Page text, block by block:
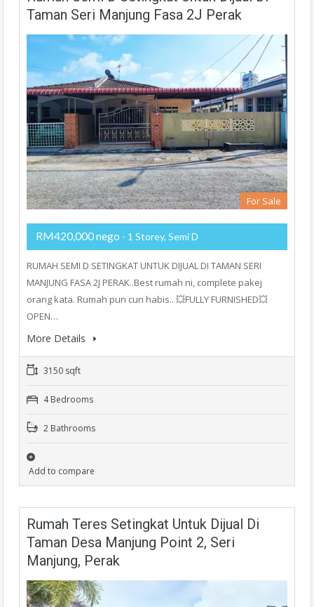
Taman Seri Manjung Fasa 2J Perak
For Sale
RM420,000 nego - 1 Storey, Semi D
RUMAH SEMI D SETINGKAT UNTUK DIJUAL DI TAMAN SERI
MANJUNG FASA 2J PERAK..Best rumah ni, complete pakej
orang kata. Rumah pun cun habis.. 💥FULLY FURNISHED💥
OPEN…
More Details
3150 sqft
4 Bedrooms
2 Bathrooms
Add to compare
Rumah Teres Setingkat Untuk Dijual Di
Taman Desa Manjung Point 2, Seri
Manjung, Perak